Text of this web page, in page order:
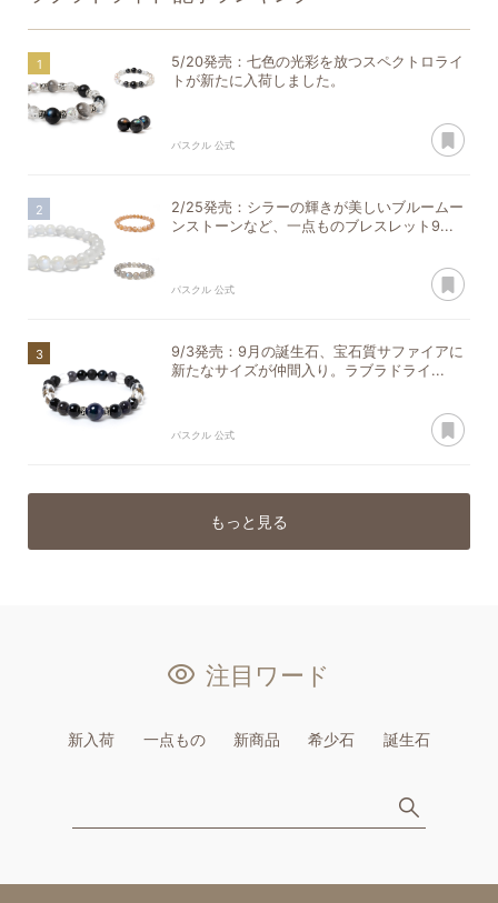
5/20発売：七色の光彩を放つスペクトロライ
トが新たに入荷しました。
パスクル 公式
2/25発売：シラーの輝きが美しいブルームー
ンストーンなど、一点ものブレスレット9...
パスクル 公式
9/3発売：9月の誕生石、宝石質サファイアに
新たなサイズが仲間入り。ラブラドライ...
パスクル 公式
もっと見る
注目ワード
新入荷 一点もの 新商品 希少石 誕生石